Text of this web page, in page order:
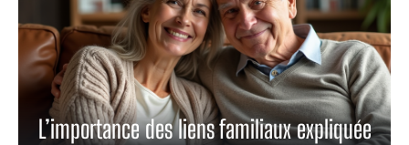
L’importance des liens familiaux expliquée